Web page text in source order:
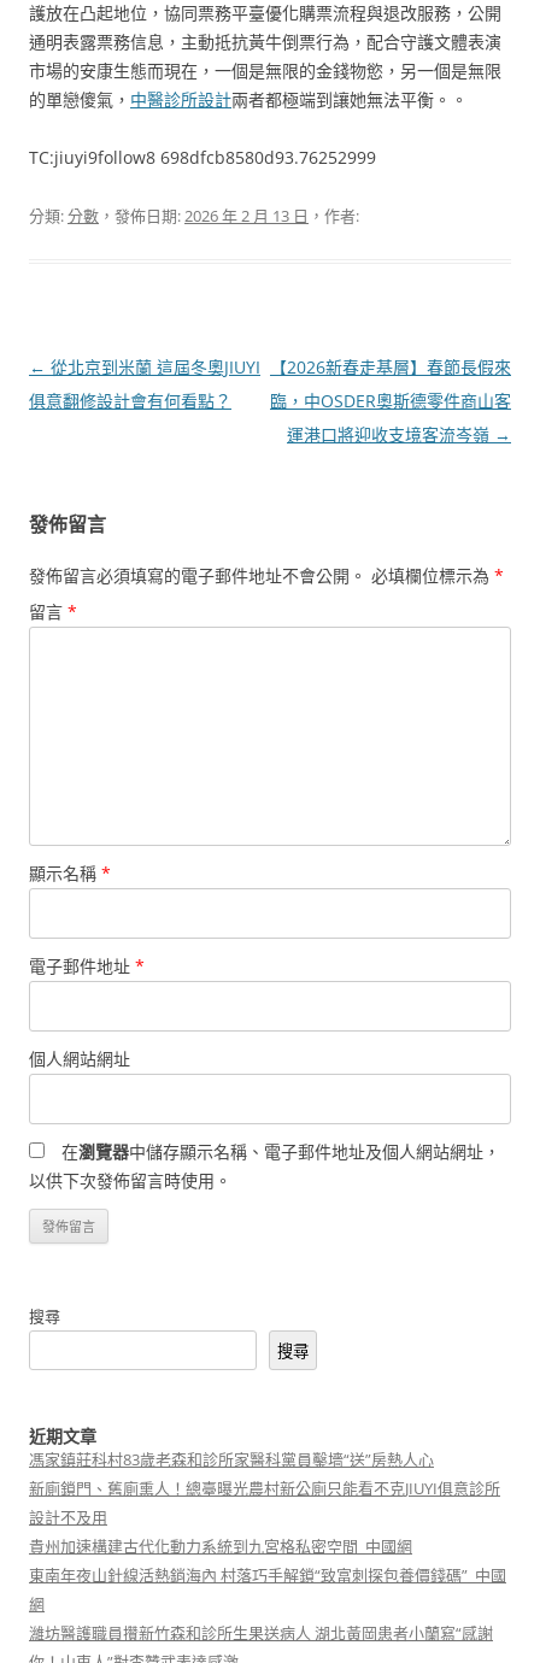
護放在凸起地位，協同票務平臺優化購票流程與退改服務，公開
通明表露票務信息，主動抵抗黃牛倒票行為，配合守護文體表演
市場的安康生態而現在，一個是無限的金錢物慾，另一個是無限
的單戀傻氣， 中醫診所設計兩者都極端到讓她無法平衡。。
TC:jiuyi9follow8 698dfcb8580d93.76252999
分類:分數 ，發佈日期:2026 年 2 月 13 日 ，作者:
文
章
← 從北京到米蘭 這屆冬奧JIUYI
俱意翻修設計會有何看點？
【2026新春走基層】春節長假來
臨，中OSDER奧斯德零件商山客
運港口將迎收支境客流岑嶺 →
發佈留言
發佈留言必須填寫的電子郵件地址不會公開。 必填欄位標示為 *
留言 *
顯示名稱 *
電子郵件地址 *
個人網站網址
在瀏覽器中儲存顯示名稱、電子郵件地址及個人網站網址，
以供下次發佈留言時使用。
搜尋
搜尋
近期文章
馮家鎮莊科村83歲老森和診所家醫科黨員鑿墻“送”房熱人心
新廁鎖門、舊廁熏人！總臺曝光農村新公廁只能看不克JIUYI俱意診所
設計不及用
貴州加速構建古代化動力系統到九宮格私密空間_中國網
東南年夜山針線活熱銷海內 村落巧手解鎖“致富刺探包養價錢碼”_中國
網
濰坊醫護職員攢新竹森和診所生果送病人 湖北黃岡患者小蘭寫“感謝